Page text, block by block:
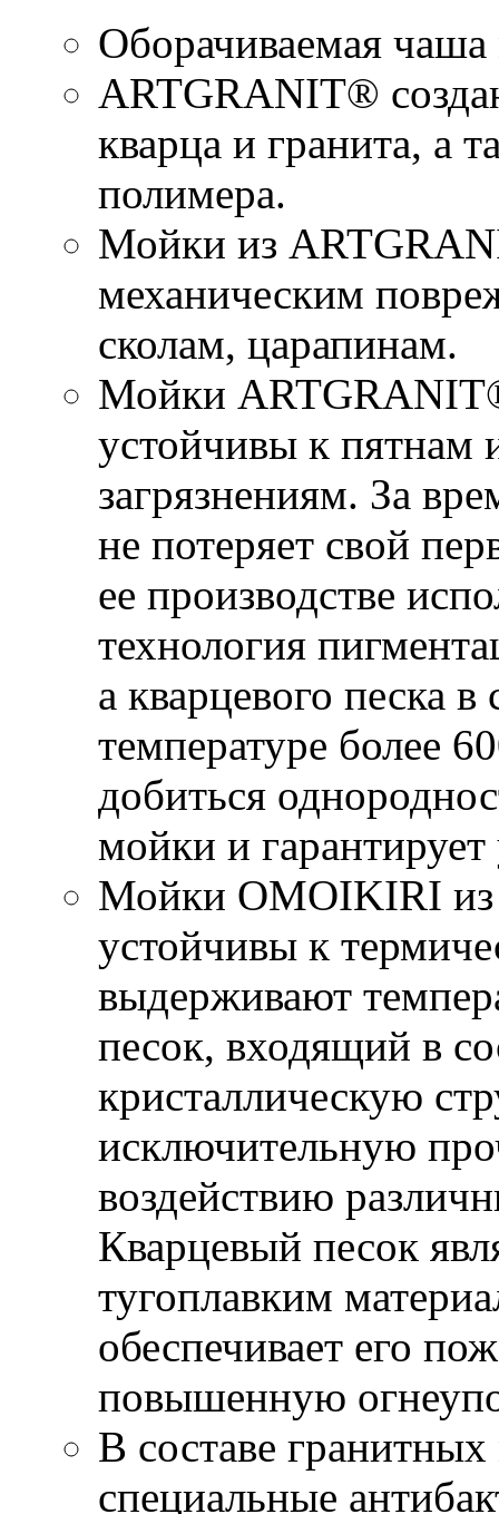
Оборачиваемая
ARTGRANIT®
кварца и гранита, а
полимера.
Мойки из
механическим
сколам, царапинам.
Мойки
устойчивы к пятнам
загрязнениям. За
не потеряет свой
ее производстве
технология
а кварцевого песка
температуре более
добиться
мойки и
Мойки OMOIKIRI
устойчивы к
выдерживают
песок, входящий в
кристаллическую
исключительную
воздействию
Кварцевый песок
тугоплавким
обеспечивает его
повышенную
В составе
специальные